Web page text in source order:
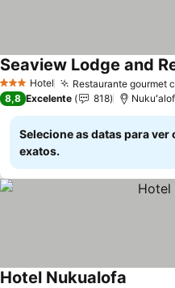
3 EstrelasHotel Restaurante gourmet
Seaview Lodge and
8,8 Excelente 818
Selecione as datas para ver
exatos.
Hotel Nukualofa